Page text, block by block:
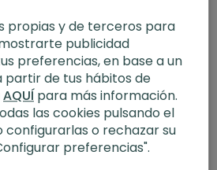
propias y de terceros para
publicidad
preferencias, en base a un
partir de tus hábitos de
AQUÍpara más información.
las cookies pulsando el
o rechazar su
preferencias".